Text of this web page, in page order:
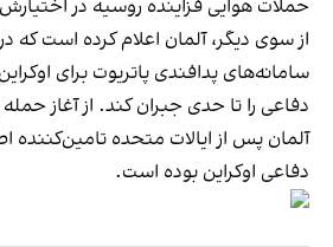
حملات هوایی فزاینده روسیه در
از سوی دیگر، آلمان اعلام کرده است که
سامانه‌های پدافندی پاتریوت برای
دفاعی را تا حدی جبران کند. از آغاز حمله
آلمان پس از ایالات متحده تامین‌کننده
دفاعی اوکراین بوده است.